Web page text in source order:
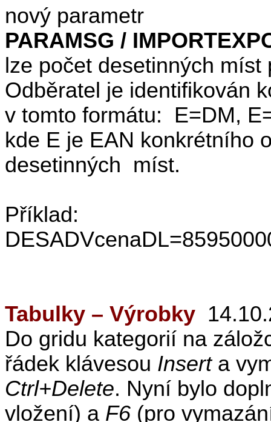
nový parametr
PARAMSG /
lze počet desetinných
Odběratel je identifikován
v tomto formátu:
E=DM,
kde E je EAN konkrétního
desetinných míst.
Příklad:
Tabulky – Výrobky
Do gridu kategorií na
řádek klávesou Inserta
Ctrl+Delete. Nyní bylo
vložení) a F6 (pro